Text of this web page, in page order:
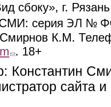
сбоку», г.
СМИ: серия ЭЛ №
Смирнов К.М.
(link sends e-mail)
. 18+
Константин
сайта